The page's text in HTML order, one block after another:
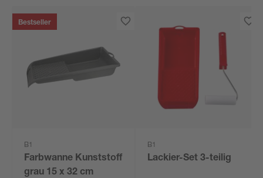
Bestseller
B1
Farbwanne Kunststoff
grau 15 x 32 cm
B1
Lackier-Set 3-teilig